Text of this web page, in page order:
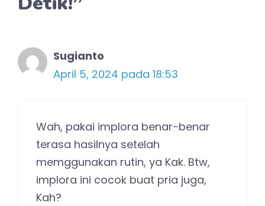
Sugianto
April 5, 2024 pada 18:53
Wah, pakai implora benar-benar
terasa hasilnya setelah
memggunakan rutin, ya Kak. Btw,
implora ini cocok buat pria juga,
Kah?